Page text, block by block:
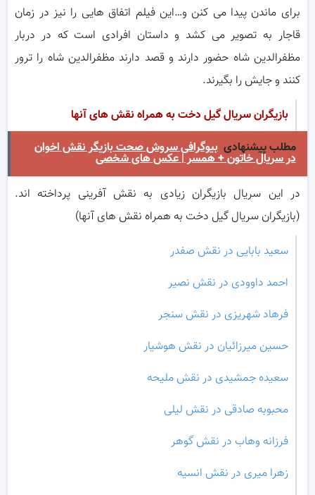
برای ماندن پیدا می کنن و…این فیلم اتفاق‌‌ هایی را نیز در زمان
قاجار به تصویر می کشد و داستان افرادی است که در دربار
مظفرالدین شاه حضور دارند و قصد دارند مظفرالدین شاه را ترور
کنند و جایش را بگیرند.
بازیگران سریال گیل دخت به همراه نقش های آنها
مطلب پیشنهادی بیوگرافی سروش صحت بازیگر نقش اخوان
در سریال خاتون + همسر | عکس های شخصی
در این سریال بازیگران زیادی به نقش آفرینی پرداخته اند.
(بازیگران سریال گیل دخت به همراه نقش های آنها)
سعید بابایی در نقش صفدر
احمد داوودی در نقش نصیر
فرهاد شهریزی در نقش سنجر
حسین میرزائیان در نقش هوشیار
سعیده جمشیدی در نقش ملیحه
محبوبه صادقی در نقش لیلی
فرزانه وهاب در نقش گوهر
زهرا میری در نقش انسیه